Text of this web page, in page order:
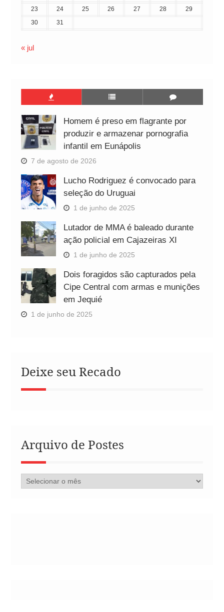
23
24 25 26 27 28
29
30
31
« jul
Homem é preso em flagrante por
produzir e armazenar pornografia
infantil em Eunápolis
7 de agosto de 2026
Lucho Rodriguez é convocado para
seleção do Uruguai
1 de junho de 2025
Lutador de MMA é baleado durante
ação policial em Cajazeiras XI
1 de junho de 2025
Dois foragidos são capturados pela
Cipe Central com armas e munições
em Jequié
1 de junho de 2025
Deixe seu Recado
Arquivo de Postes
Arquivo
de